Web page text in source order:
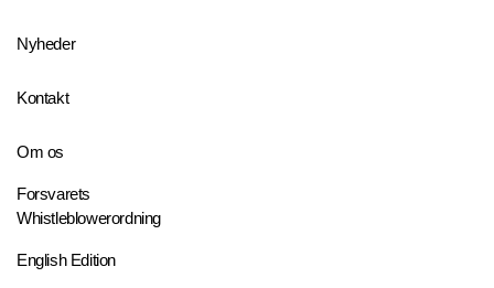
Nyheder
Kontakt
Om os
Forsvarets
Whistleblowerordning
English Edition